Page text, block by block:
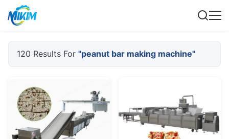
120 Results For "peanut bar making machine"